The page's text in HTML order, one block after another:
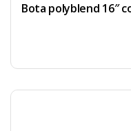
Bota polyblend 16″